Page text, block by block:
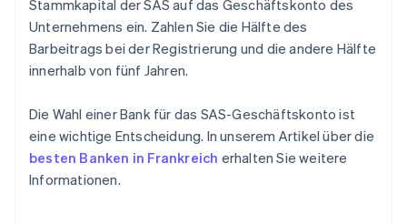
Stammkapital der SAS auf das Geschäftskonto des
Unternehmens ein. Zahlen Sie die Hälfte des
Barbeitrags bei der Registrierung und die andere Hälfte
innerhalb von fünf Jahren.
Die Wahl einer Bank für das SAS-Geschäftskonto ist
eine wichtige Entscheidung. In unserem Artikel über die
besten Banken in Frankreich erhalten Sie weitere
Informationen.